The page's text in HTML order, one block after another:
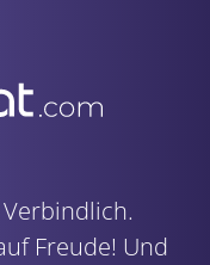
Freude! Und